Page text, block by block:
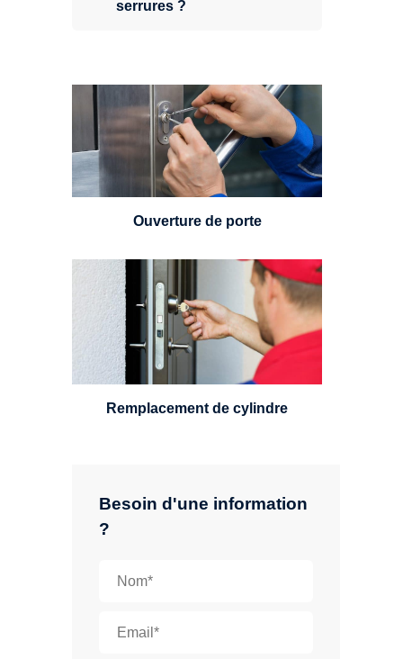
Besoin d'une information
?
serrures ?
Vous avez perdu vos clés ou la
porte s'est refermée derrière vous
? Un serrurier est disponible
24h/7.
Ouverture de porte
Un serrurier sera en mesure de
choisir et remplacer un cylindre
standard, à 5 leviers ou à 3
leviers, Mul-T-Lock ou encore
multipoints.
Remplacement de cylindre